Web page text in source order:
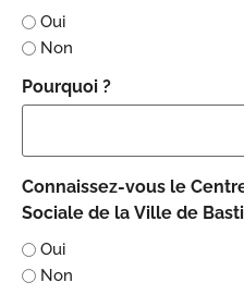
Oui
Non
Pourquoi ?
Connaissez-vous le
Sociale de la Ville de
Oui
Non